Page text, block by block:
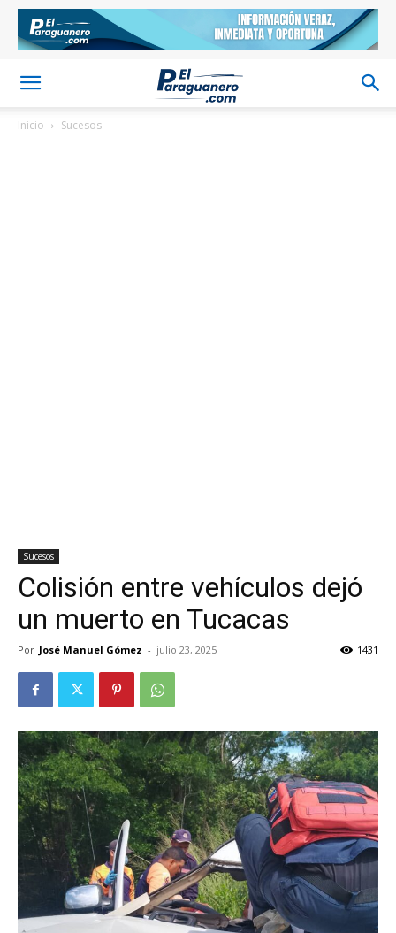
Inicio Sucesos
Sucesos
Colisión entre vehículos dejó
un muerto en Tucacas
Por José Manuel Gómez - julio 23, 2025 1431